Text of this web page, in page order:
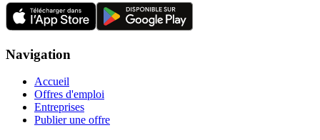
Navigation
Accueil
Offres d'emploi
Entreprises
Publier une offre